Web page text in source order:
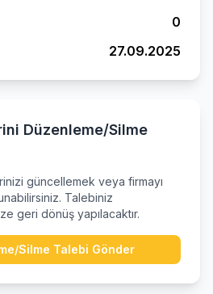
0
27.09.2025
Düzenleme/Silme
güncellemek veya firmayı
Talebiniz
geri dönüş yapılacaktır.
Silme Talebi Gönder